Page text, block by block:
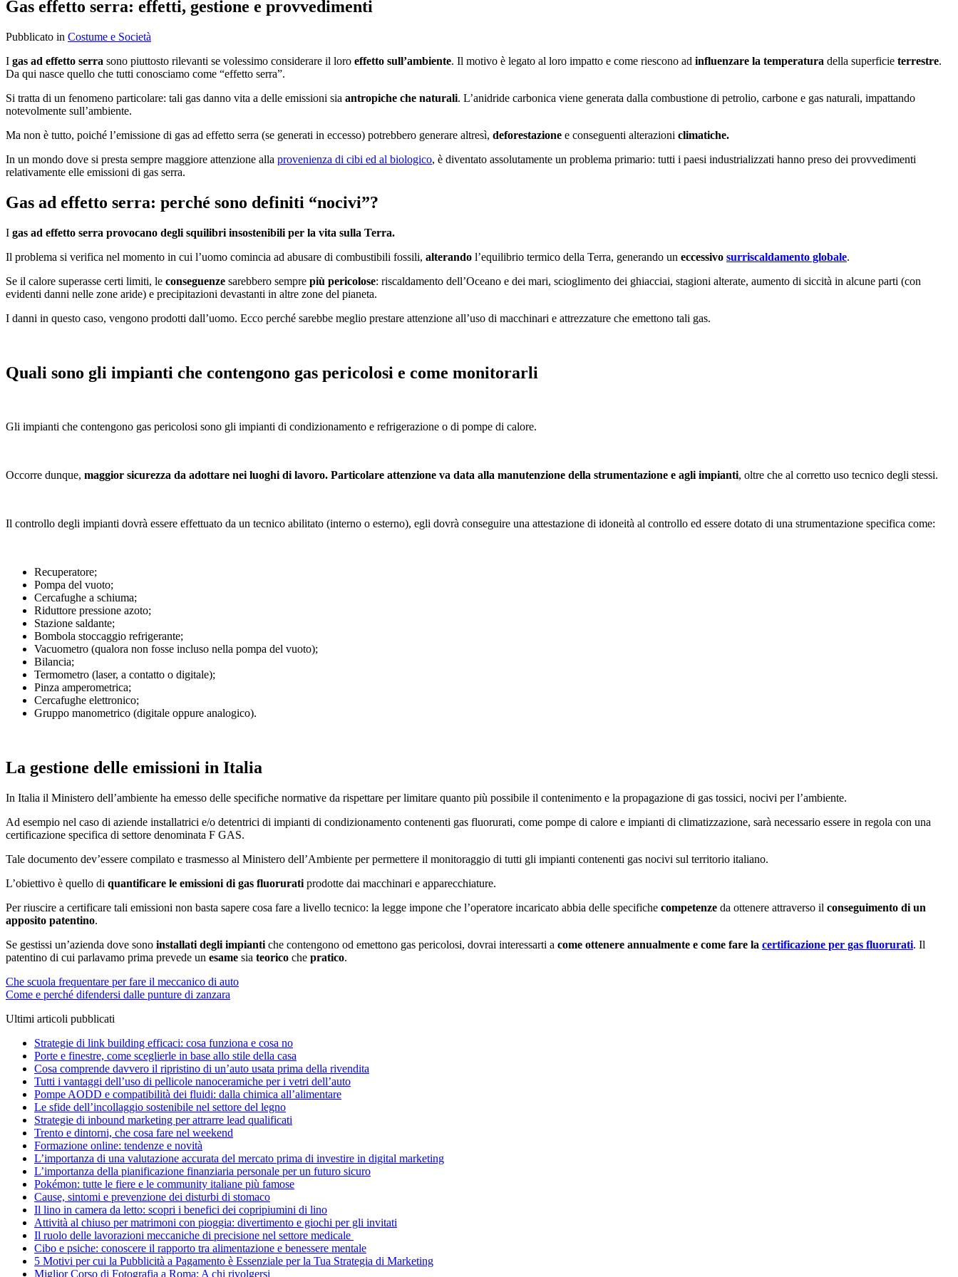
Gas effetto serra: effetti, gestione e provvedimenti
Pubblicato in Costume e Società
I gas ad effetto serra sono piuttosto rilevanti se volessimo considerare il loro effetto sull’ambiente. Il motivo è legato al loro impatto e come riescono ad influenzare la temperatura della superficie terrestre.
Da qui nasce quello che tutti conosciamo come “effetto serra”.
Si tratta di un fenomeno particolare: tali gas danno vita a delle emissioni sia antropiche che naturali. L’anidride carbonica viene generata dalla combustione di petrolio, carbone e gas naturali, impattando
notevolmente sull’ambiente.
Ma non è tutto, poiché l’emissione di gas ad effetto serra (se generati in eccesso) potrebbero generare altresì, deforestazione e conseguenti alterazioni climatiche.
In un mondo dove si presta sempre maggiore attenzione alla provenienza di cibi ed al biologico, è diventato assolutamente un problema primario: tutti i paesi industrializzati hanno preso dei provvedimenti
relativamente elle emissioni di gas serra.
Gas ad effetto serra: perché sono definiti “nocivi”?
I gas ad effetto serra provocano degli squilibri insostenibili per la vita sulla Terra.
Il problema si verifica nel momento in cui l’uomo comincia ad abusare di combustibili fossili, alterando l’equilibrio termico della Terra, generando un eccessivo surriscaldamento globale.
Se il calore superasse certi limiti, le conseguenze sarebbero sempre più pericolose: riscaldamento dell’Oceano e dei mari, scioglimento dei ghiacciai, stagioni alterate, aumento di siccità in alcune parti (con
evidenti danni nelle zone aride) e precipitazioni devastanti in altre zone del pianeta.
I danni in questo caso, vengono prodotti dall’uomo. Ecco perché sarebbe meglio prestare attenzione all’uso di macchinari e attrezzature che emettono tali gas.
Quali sono gli impianti che contengono gas pericolosi e come monitorarli
Gli impianti che contengono gas pericolosi sono gli impianti di condizionamento e refrigerazione o di pompe di calore.
Occorre dunque, maggior sicurezza da adottare nei luoghi di lavoro. Particolare attenzione va data alla manutenzione della strumentazione e agli impianti, oltre che al corretto uso tecnico degli stessi.
Il controllo degli impianti dovrà essere effettuato da un tecnico abilitato (interno o esterno), egli dovrà conseguire una attestazione di idoneità al controllo ed essere dotato di una strumentazione specifica come:
Recuperatore;
Pompa del vuoto;
Cercafughe a schiuma;
Riduttore pressione azoto;
Stazione saldante;
Bombola stoccaggio refrigerante;
Vacuometro (qualora non fosse incluso nella pompa del vuoto);
Bilancia;
Termometro (laser, a contatto o digitale);
Pinza amperometrica;
Cercafughe elettronico;
Gruppo manometrico (digitale oppure analogico).
La gestione delle emissioni in Italia
In Italia il Ministero dell’ambiente ha emesso delle specifiche normative da rispettare per limitare quanto più possibile il contenimento e la propagazione di gas tossici, nocivi per l’ambiente.
Ad esempio nel caso di aziende installatrici e/o detentrici di impianti di condizionamento contenenti gas fluorurati, come pompe di calore e impianti di climatizzazione, sarà necessario essere in regola con una
certificazione specifica di settore denominata F GAS.
Tale documento dev’essere compilato e trasmesso al Ministero dell’Ambiente per permettere il monitoraggio di tutti gli impianti contenenti gas nocivi sul territorio italiano.
L’obiettivo è quello di quantificare le emissioni di gas fluorurati prodotte dai macchinari e apparecchiature.
Per riuscire a certificare tali emissioni non basta sapere cosa fare a livello tecnico: la legge impone che l’operatore incaricato abbia delle specifiche competenze da ottenere attraverso il conseguimento di un
apposito patentino.
Se gestissi un’azienda dove sono installati degli impianti che contengono od emettono gas pericolosi, dovrai interessarti a come ottenere annualmente e come fare la certificazione per gas fluorurati. Il
patentino di cui parlavamo prima prevede un esame sia teorico che pratico.
Navigazione
articoli
Che scuola frequentare per fare il meccanico di auto
Come e perché difendersi dalle punture di zanzara
Ultimi articoli pubblicati
Strategie di link building efficaci: cosa funziona e cosa no
Porte e finestre, come sceglierle in base allo stile della casa
Cosa comprende davvero il ripristino di un’auto usata prima della rivendita
Tutti i vantaggi dell’uso di pellicole nanoceramiche per i vetri dell’auto
Pompe AODD e compatibilità dei fluidi: dalla chimica all’alimentare
Le sfide dell’incollaggio sostenibile nel settore del legno
Strategie di inbound marketing per attrarre lead qualificati
Trento e dintorni, che cosa fare nel weekend
Formazione online: tendenze e novità
L’importanza di una valutazione accurata del mercato prima di investire in digital marketing
L’importanza della pianificazione finanziaria personale per un futuro sicuro
Pokémon: tutte le fiere e le community italiane più famose
Cause, sintomi e prevenzione dei disturbi di stomaco
Il lino in camera da letto: scopri i benefici dei copripiumini di lino
Attività al chiuso per matrimoni con pioggia: divertimento e giochi per gli invitati
Il ruolo delle lavorazioni meccaniche di precisione nel settore medicale
Cibo e psiche: conoscere il rapporto tra alimentazione e benessere mentale
5 Motivi per cui la Pubblicità a Pagamento è Essenziale per la Tua Strategia di Marketing
Miglior Corso di Fotografia a Roma: A chi rivolgersi